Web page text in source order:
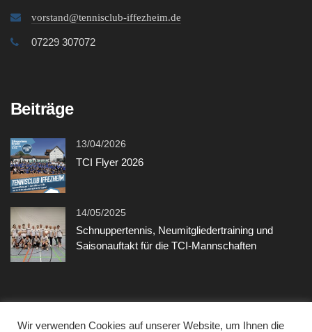
vorstand@tennisclub-iffezheim.de
07229 307072
Beiträge
13/04/2026
TCI Flyer 2026
14/05/2025
Schnuppertennis, Neumitgliedertraining und
Saisonauftakt für die TCI-Mannschaften
Sonstiges
Wir verwenden Cookies auf unserer Website, um Ihnen die